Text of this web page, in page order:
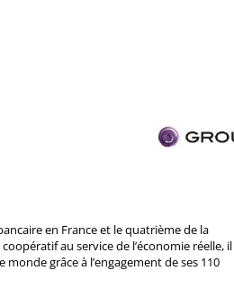
en France et le quatrième de la
au service de l’économie réelle, il
grâce à l’engagement de ses 110